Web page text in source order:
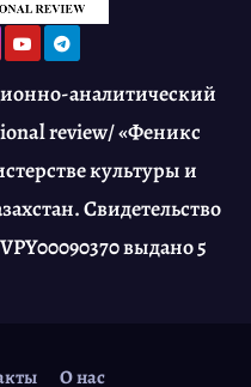
аналитический
review/ «Феникс
культуры и
Свидетельство
выдано 5
О нас